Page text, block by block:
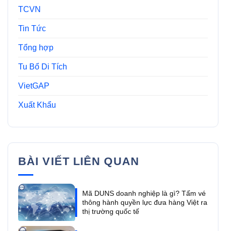
TCVN
Tin Tức
Tổng hợp
Tu Bổ Di Tích
VietGAP
Xuất Khẩu
BÀI VIẾT LIÊN QUAN
Mã DUNS doanh nghiệp là gì? Tấm vé
thông hành quyền lực đưa hàng Việt ra
thị trường quốc tế